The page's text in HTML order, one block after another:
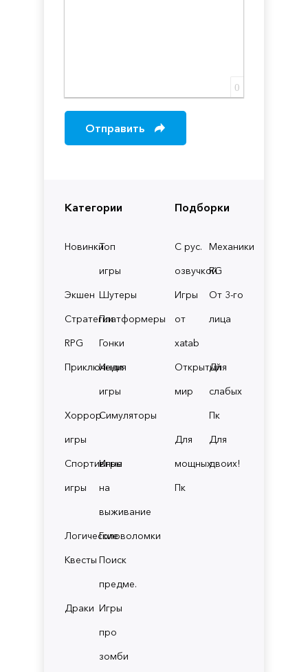
Категории
НовинкиТоп
игры
Экшен Шутеры
СтратегииПлатформеры
RPG
Гонки
Приключения
Инди
игры
Хоррор
игры
Симуляторы
Спортивные
игры
Игры
на
выживание
ЛогическиеГоловоломки
Квесты Поиск
предме.
Драки Игры
про
зомби
Подборки
С рус.
озвучкой
Механики
RG
Игры
от
xatab
От 3-го
лица
Открытый
мир
Для
слабых
Пк
Для
мощных
Пк
Для
двоих!
0
Отправить